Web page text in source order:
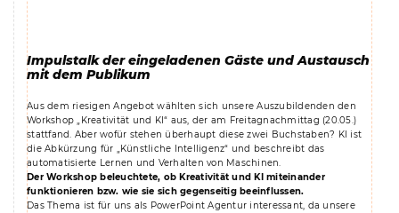
Impulstalk der eingeladenen Gäste und Austausch
mit dem Publikum
Aus dem riesigen Angebot wählten sich unsere Auszubildenden den
Workshop „Kreativität und KI“ aus, der am Freitagnachmittag (20.05.)
stattfand. Aber wofür stehen überhaupt diese zwei Buchstaben? KI ist
die Abkürzung für „Künstliche Intelligenz“ und beschreibt das
automatisierte Lernen und Verhalten von Maschinen.
Der Workshop beleuchtete, ob Kreativität und KI miteinander
funktionieren bzw. wie sie sich gegenseitig beeinflussen.
Das Thema ist für uns als PowerPoint Agentur interessant, da unsere